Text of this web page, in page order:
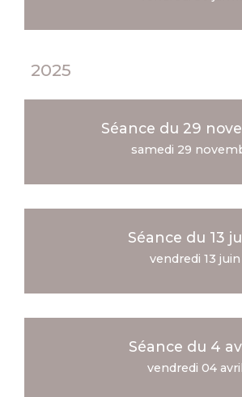
2025
Séance du 29
samedi 29
Séance du 13
vendredi 13
Séance du 4
vendredi 04